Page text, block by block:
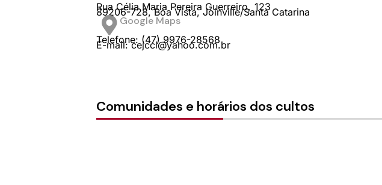
Rua Célia Maria Pereira Guerreiro, 123
89206-728, Boa Vista, Joinville/Santa Catarina
Google Maps
Telefone: (47) 9976-28568
E-mail: cejccl@yahoo.com.br
Comunidades e horários dos cultos